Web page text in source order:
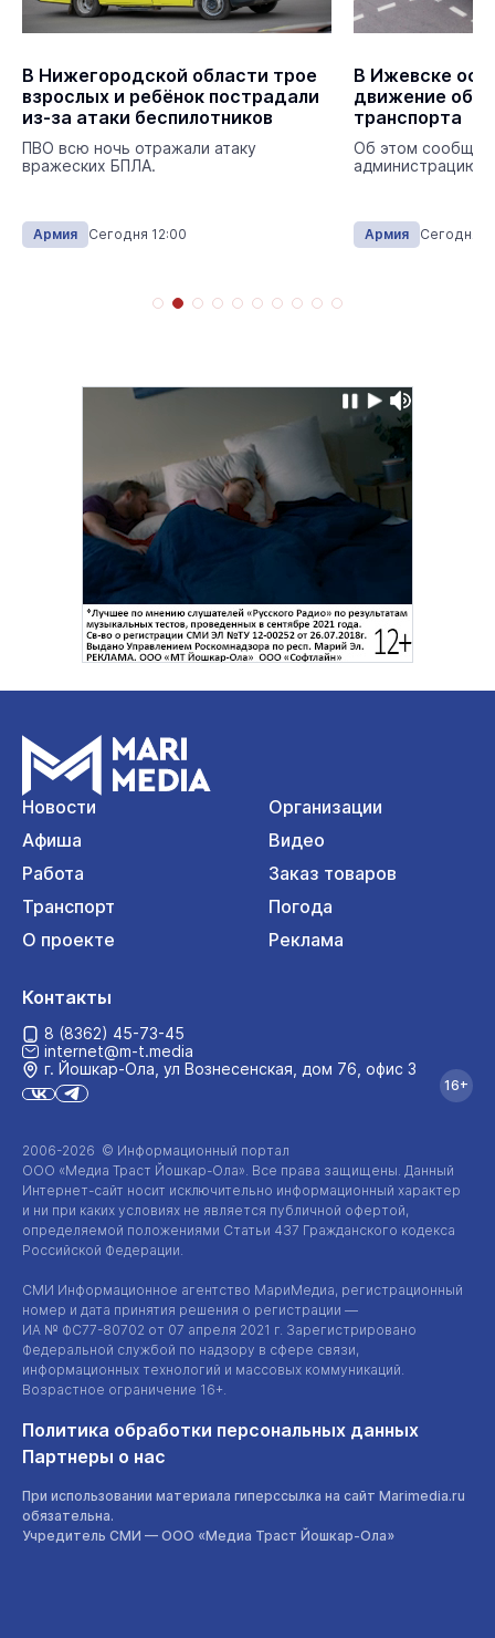
В Нижегородской области трое
взрослых и ребёнок пострадали
из-за атаки беспилотников
ПВО всю ночь отражали атаку
вражеских БПЛА.
Армия Сегодня 12:00
В Ижевске
движение
транспорта
Об этом
администрацию
Армия Сегодня
Новости
Организации
Афиша
Видео
Работа
Заказ товаров
Транспорт
Погода
О проекте
Реклама
2006-2026 © Информационный портал
ООО «Медиа Траст Йошкар-Ола». Все права защищены. Данный
Интернет-сайт носит исключительно информационный характер
и ни при каких условиях не является публичной офертой,
определяемой положениями Статьи 437 Гражданского кодекса
Российской Федерации.
СМИ Информационное агентство МариМедиа, регистрационный
номер и дата принятия решения о регистрации —
ИА № ФС77-80702 от 07 апреля 2021 г. Зарегистрировано
Федеральной службой по надзору в сфере связи,
информационных технологий и массовых коммуникаций.
Возрастное ограничение 16+.
Политика обработки персональных данных
Партнеры о нас
При использовании материала гиперссылка на сайт Marimedia.ru
обязательна.
Учредитель СМИ — ООО «Медиа Траст Йошкар-Ола»
Контакты
8 (8362) 45-73-45
internet@m-t.media
г. Йошкар‑Ола, ул Вознесенская, дом 76, офис 3
16+